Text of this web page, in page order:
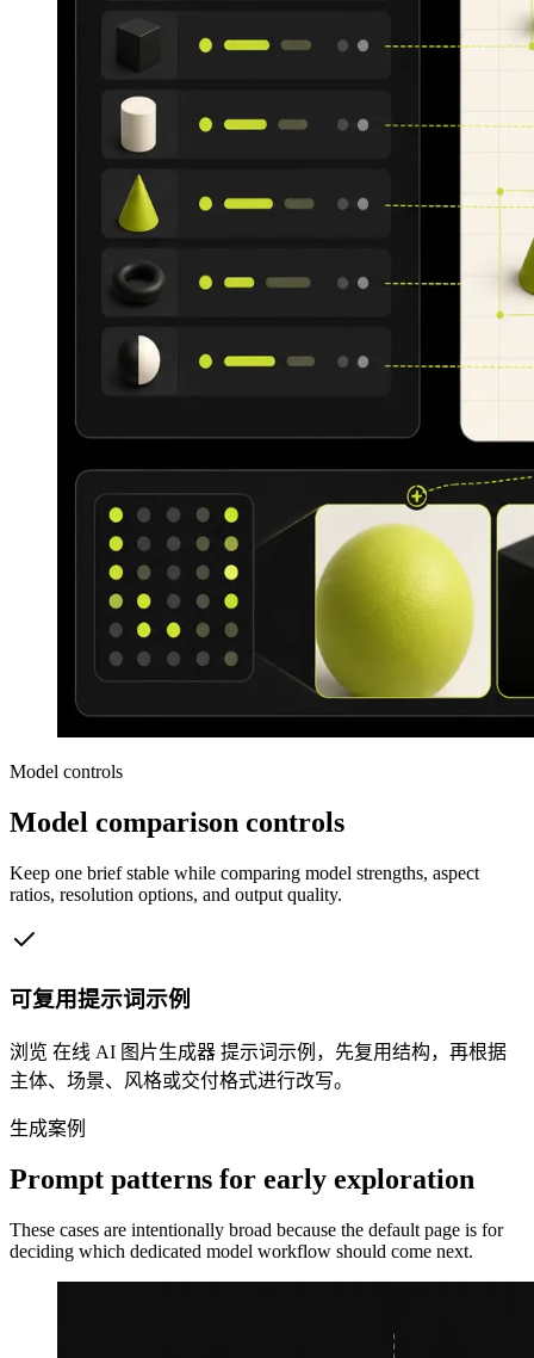
Model controls
Model comparison controls
Keep one brief stable while comparing model strengths, aspect
ratios, resolution options, and output quality.
可复用提示词示例
浏览 在线 AI 图片生成器 提示词示例，先复用结构，再根据
主体、场景、风格或交付格式进行改写。
生成案例
Prompt patterns for early exploration
These cases are intentionally broad because the default page is for
deciding which dedicated model workflow should come next.